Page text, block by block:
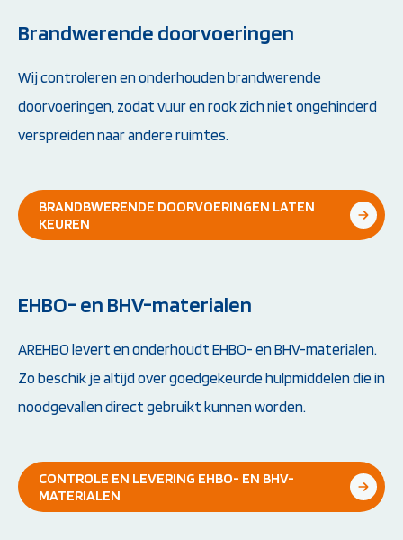
Brandwerende doorvoeringen
Wij controleren en onderhouden brandwerende
doorvoeringen, zodat vuur en rook zich niet ongehinderd
verspreiden naar andere ruimtes.
BRANDBWERENDE DOORVOERINGEN LATEN
KEUREN
EHBO- en BHV-materialen
AREHBO levert en onderhoudt EHBO- en BHV-materialen.
Zo beschik je altijd over goedgekeurde hulpmiddelen die in
noodgevallen direct gebruikt kunnen worden.
CONTROLE EN LEVERING EHBO- EN BHV-
MATERIALEN